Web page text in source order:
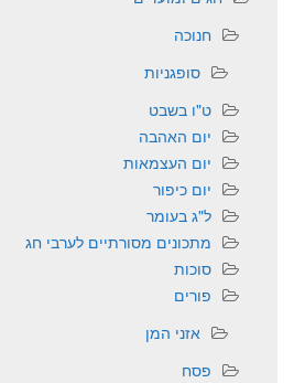
חנוכה
סופגניות
ט"ו בשבט
יום האהבה
יום העצמאות
יום כיפור
ל"ג בעומר
מתכונים מסורתיים לערבי חג
סוכות
פורים
אזני המן
פסח